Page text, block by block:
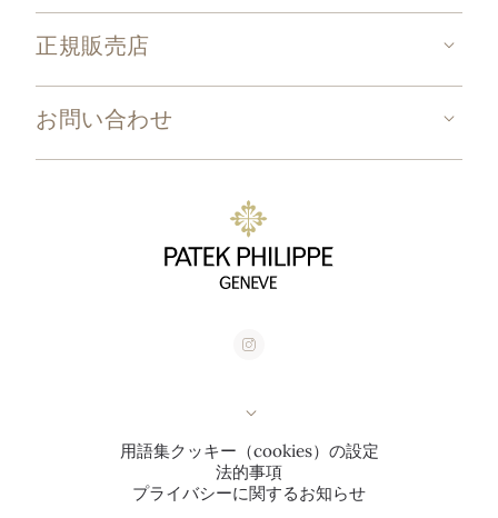
正規販売店
お問い合わせ
用語集クッキー（cookies）の設定
法的事項
プライバシーに関するお知らせ